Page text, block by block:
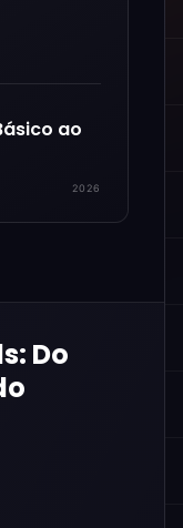
ao
2026
Do